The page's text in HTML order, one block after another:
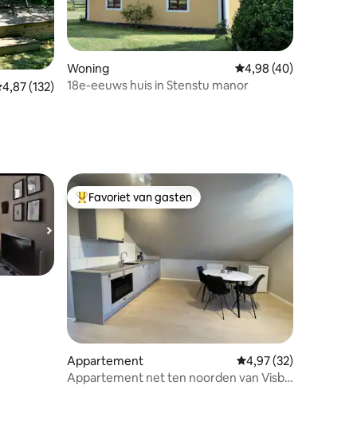
beoordeling van 4,87 uit 5, 132 recensies
4,87 (132)
Woning Gemiddelde
4,98 (40)
18e-eeuws huis in Stenstu manor
Topfavoriet van gasten
Favoriet van gasten
Appartement Gemiddelde
4,97 (32)
Appartement net ten noorden van Visby,